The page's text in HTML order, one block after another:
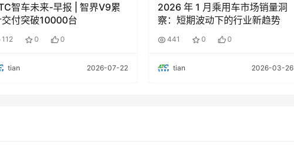
智车未来-早报 | 智界V9累
付突破10000台
112 0 0
tian 2026-07-22
2026 年 1 月乘用车市场销量洞
察：短期波动下的行业新趋势
441 0 0
tian 2026-03-26